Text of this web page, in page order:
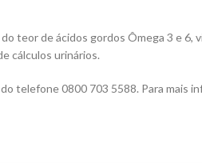
teor de ácidos gordos Ômega 3 e 6,
cálculos urinários.
telefone 0800 703 5588. Para mais